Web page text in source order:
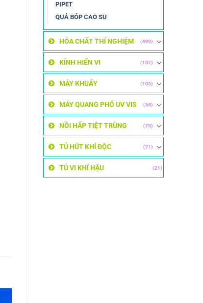
PIPET
QUẢ BÓP CAO SU
HÓA CHẤT THÍ NGHIỆM (439)
KÍNH HIỂN VI (107)
MÁY KHUẤY (105)
MÁY QUANG PHỔ UV VIS (54)
NỒI HẤP TIỆT TRÙNG (75)
TỦ HÚT KHÍ ĐỘC (71)
TỦ VI KHÍ HẬU (21)